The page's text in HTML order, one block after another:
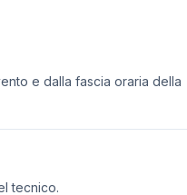
e dalla fascia oraria della
tecnico.